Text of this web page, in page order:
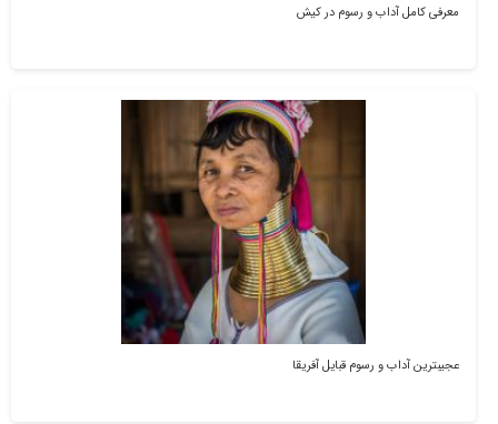
معرفی کامل آداب و رسوم در کیش
عجیب‎ترین آداب و رسوم قبایل آفریقا